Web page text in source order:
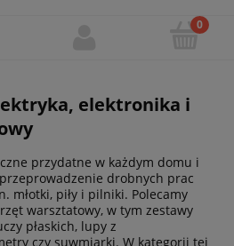
elektronika i
przydatne w każdym domu i
drobnych prac
młotki, piły i pilniki. Polecamy
warsztatowy, w tym zestawy
płaskich, lupy z
czy suwmiarki. W kategorii tej